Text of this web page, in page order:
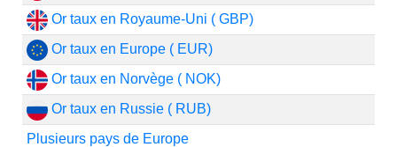
Or taux en Royaume-Uni ( GBP)
Or taux en Europe ( EUR)
Or taux en Norvège ( NOK)
Or taux en Russie ( RUB)
Plusieurs pays de Europe